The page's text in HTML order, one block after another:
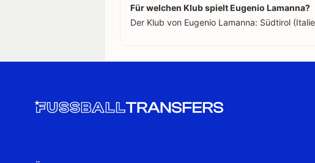
Für welchen Klub spielt Eugenio Lamanna?
Der Klub von Eugenio Lamanna: Südtirol